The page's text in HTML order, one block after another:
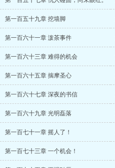
第一百五十九章 挖墙脚
第一百六十一章 泼茶事件
第一百六十三章 难得的机会
第一百六十五章 揣摩圣心
第一百六十七章 深夜的书信
第一百六十九章 光明磊落
第一百七十一章 摇人了！
第一百七十三章 一个机会！